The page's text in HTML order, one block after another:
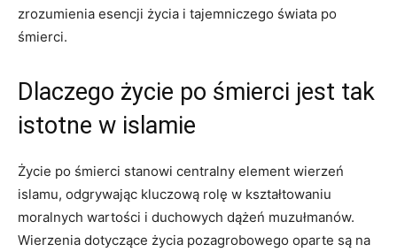
zrozumienia esencji życia i tajemniczego świata po
śmierci.
Dlaczego życie po śmierci jest ⁢tak
istotne w islamie
Życie po śmierci ​stanowi centralny element wierzeń
‌islamu, odgrywając kluczową rolę w kształtowaniu
moralnych wartości i duchowych dążeń muzułmanów.
Wierzenia ⁤dotyczące życia pozagrobowego oparte są na